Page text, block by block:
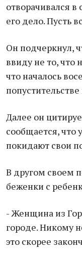
отворачивался в
его дело. Пусть
Он подчеркнул,
ввиду не то, что
что началось
Далее он
сообщается, что
покидают свои
В другом своем
беженки с
- Женщина из
городе. Никому
это скорее